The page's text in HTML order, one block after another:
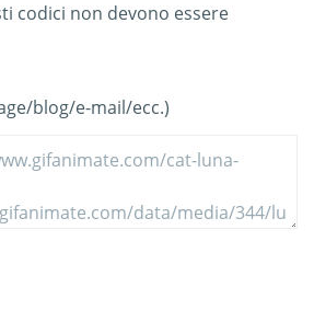
codici non devono essere
blog/e-mail/ecc.)